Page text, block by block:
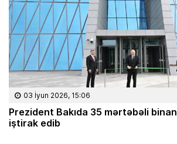
03 İyun 2026, 15:06
Prezident Bakıda 35 mərtəbəli
iştirak edib